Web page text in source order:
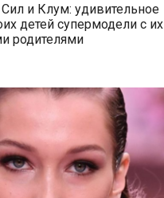
и Клум: удивительное
детей супермодели с их
родителями